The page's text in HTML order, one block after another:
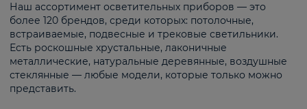
Наш ассортимент осветительных приборов — это
более 120 брендов, среди которых: потолочные,
встраиваемые, подвесные и трековые светильники.
Есть роскошные хрустальные, лаконичные
металлические, натуральные деревянные, воздушные
стеклянные — любые модели, которые только можно
представить.